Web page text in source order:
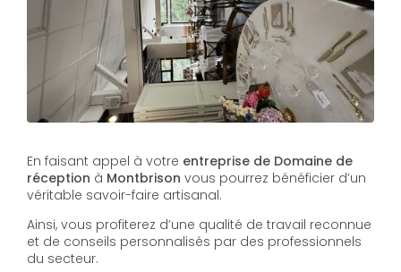
En faisant appel à votre entreprise de Domaine de
réception à Montbrison vous pourrez bénéficier d’un
véritable savoir-faire artisanal.
Ainsi, vous profiterez d’une qualité de travail reconnue
et de conseils personnalisés par des professionnels
du secteur.